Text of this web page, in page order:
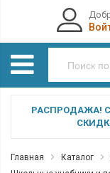
РАСПРОДАЖА!
Главная Каталог